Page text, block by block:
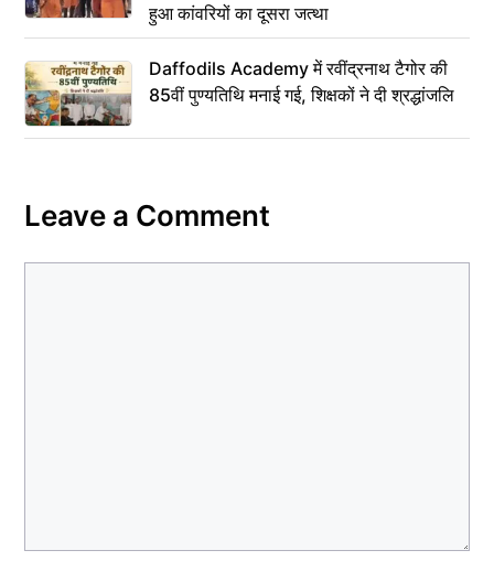
हुआ कांवरियों का दूसरा जत्था
Daffodils Academy में रवींद्रनाथ टैगोर की
85वीं पुण्यतिथि मनाई गई, शिक्षकों ने दी श्रद्धांजलि
Leave a Comment